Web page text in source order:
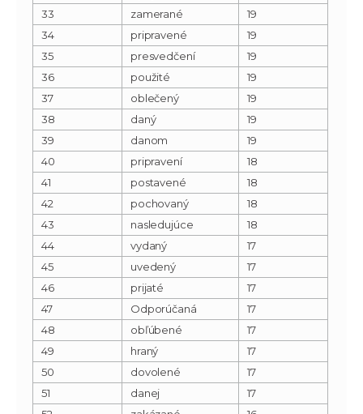
33
zamerané
19
34
pripravené
19
35
presvedčení
19
36
použité
19
37
oblečený
19
38
daný
19
39
danom
19
40
pripravení
18
41
postavené
18
42
pochovaný
18
43
nasledujúce
18
44
vydaný
17
45
uvedený
17
46
prijaté
17
47
Odporúčaná
17
48
obľúbené
17
49
hraný
17
50
dovolené
17
51
danej
17